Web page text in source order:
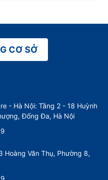
CƠ SỞ
- Hà Nội: Tầng 2 - 18 Huỳnh
Đống Đa, Hà Nội
Hoàng Văn Thụ, Phường 8,